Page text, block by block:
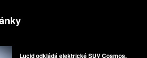
Lucid odkládá elektrické SUV Cosmos.